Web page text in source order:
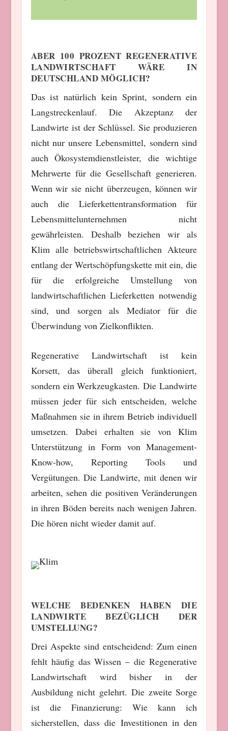
ABER 100 PROZENT REGENERATIVE
LANDWIRTSCHAFT WÄRE IN
DEUTSCHLAND MÖGLICH?
Das ist natürlich kein Sprint, sondern ein
Langstreckenlauf. Die Akzeptanz der
Landwirte ist der Schlüssel. Sie produzieren
nicht nur unsere Lebensmittel, sondern sind
auch Ökosystemdienstleister, die wichtige
Mehrwerte für die Gesellschaft generieren.
Wenn wir sie nicht überzeugen, können wir
auch die Lieferkettentransformation für
Lebensmittelunternehmen nicht
gewährleisten. Deshalb beziehen wir als
Klim alle betriebswirtschaftlichen Akteure
entlang der Wertschöpfungskette mit ein, die
für die erfolgreiche Umstellung von
landwirtschaftlichen Lieferketten notwendig
sind, und sorgen als Mediator für die
Überwindung von Zielkonflikten.
Regenerative Landwirtschaft ist kein
Korsett, das überall gleich funktioniert,
sondern ein Werkzeugkasten. Die Landwirte
müssen jeder für sich entscheiden, welche
Maßnahmen sie in ihrem Betrieb individuell
umsetzen. Dabei erhalten sie von Klim
Unterstützung in Form von Management-
Know-how, Reporting Tools und
Vergütungen. Die Landwirte, mit denen wir
arbeiten, sehen die positiven Veränderungen
in ihren Böden bereits nach wenigen Jahren.
Die hören nicht wieder damit auf.
WELCHE BEDENKEN HABEN DIE
LANDWIRTE BEZÜGLICH DER
UMSTELLUNG?
Drei Aspekte sind entscheidend: Zum einen
fehlt häufig das Wissen – die Regenerative
Landwirtschaft wird bisher in der
Ausbildung nicht gelehrt. Die zweite Sorge
ist die Finanzierung: Wie kann ich
sicherstellen, dass die Investitionen in den